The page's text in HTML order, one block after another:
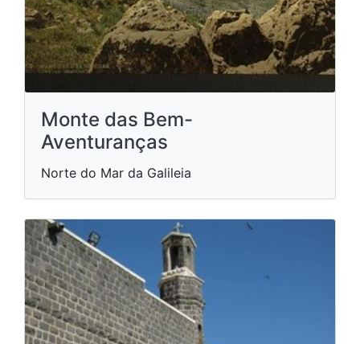
Monte das Bem-
Aventuranças
Norte do Mar da Galileia